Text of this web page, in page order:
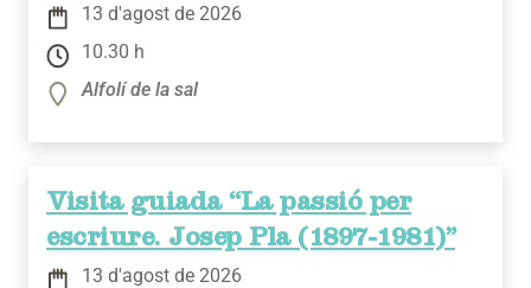
13 d'agost de 2026
10.30 h
Alfolí de la sal
Visita guiada “La passió per
escriure. Josep Pla (1897-1981)”
13 d'agost de 2026